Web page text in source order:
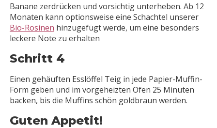
Banane zerdrücken und vorsichtig unterheben. Ab 12
Monaten kann optionsweise eine Schachtel unserer
Bio-Rosinen hinzugefügt werde, um eine besonders
leckere Note zu erhalten
Schritt 4
Einen gehäuften Esslöffel Teig in jede Papier-Muffin-
Form geben und im vorgeheizten Ofen 25 Minuten
backen, bis die Muffins schön goldbraun werden.
Guten Appetit!